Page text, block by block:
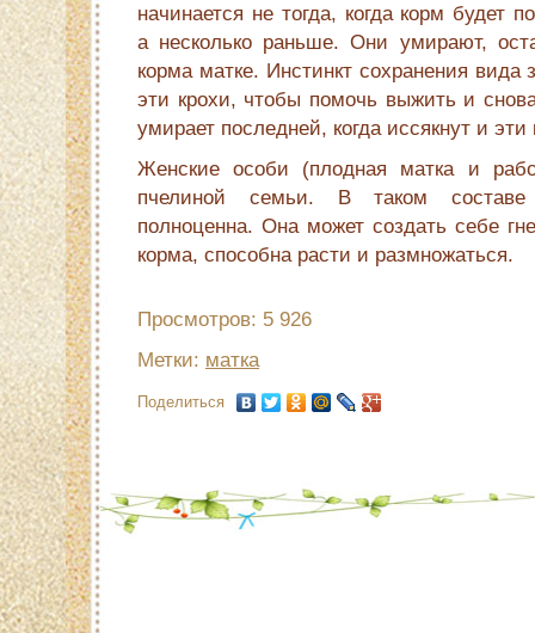
начинается не тогда, когда корм будет
а несколько раньше. Они умирают,
корма матке. Инстинкт сохранения вида
эти крохи, чтобы помочь выжить и
умирает последней, когда иссякнут и
Женские особи (плодная матка и
пчелиной семьи. В таком составе
полноценна. Она может создать себе
корма, способна расти и размножаться.
Просмотров: 5 926
Метки: матка
Поделиться